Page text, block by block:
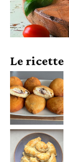
Le ricette